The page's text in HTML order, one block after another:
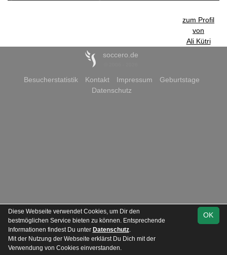
zum Profil
von
Ali Kütri
soccero.de
Besucherstatistik Kontakt Impressum
Geburtstage
Datenschutz
OK
Diese Webseite verwendet Cookies, um Dir den
bestmöglichen Service bieten zu können. Entsprechende
Informationen findest Du unter Datenschutz.
Mit der Nutzung der Webseite erklärst Du Dich mit der
Verwendung von Cookies einverstanden.